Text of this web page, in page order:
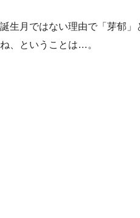
誕生月ではない理由で「芽郁
ね、ということは…。